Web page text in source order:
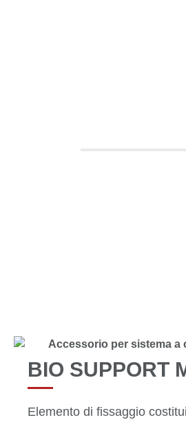
BIO SUPPORT
Elemento di fissaggio